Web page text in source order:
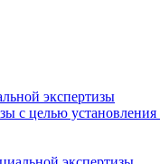
экспертизы
с целью